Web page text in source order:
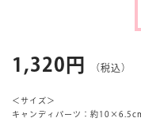
1,320円 （税込）
＜サイズ＞
キャンディパーツ：約